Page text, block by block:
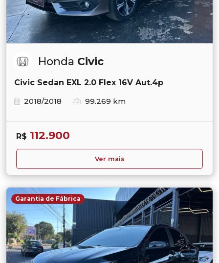
Honda Civic
Civic Sedan EXL 2.0 Flex 16V Aut.4p
2018/2018
99.269 km
R$ 112.900
Ver mais
Garantia de Fábrica